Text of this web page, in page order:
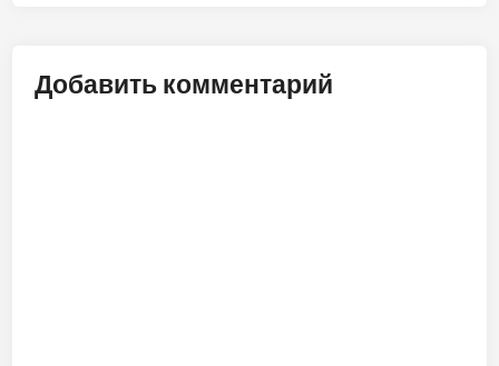
Добавить комментарий